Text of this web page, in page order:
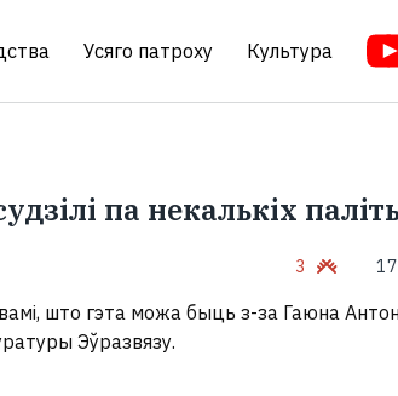
Усяго патроху Культура
па некалькіх
3 17
што гэта можа быць з-за Гаюна
Эўразвязу.